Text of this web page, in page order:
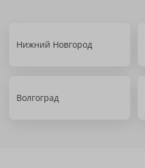
Нижний Новгород
Волгоград